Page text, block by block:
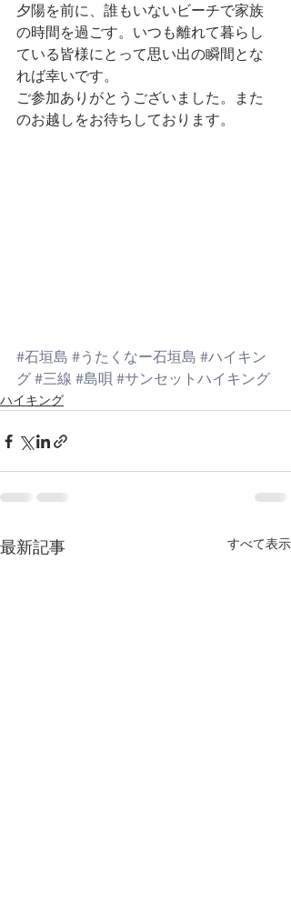
夕陽を前に、誰もいないビーチで家族
の時間を過ごす。いつも離れて暮らし
ている皆様にとって思い出の瞬間とな
れば幸いです。
ご参加ありがとうございました。また
のお越しをお待ちしております。
#石垣島 #うたくなー石垣島 #ハイキン
グ #三線 #島唄 #サンセットハイキング
ハイキング
最新記事 すべて表示